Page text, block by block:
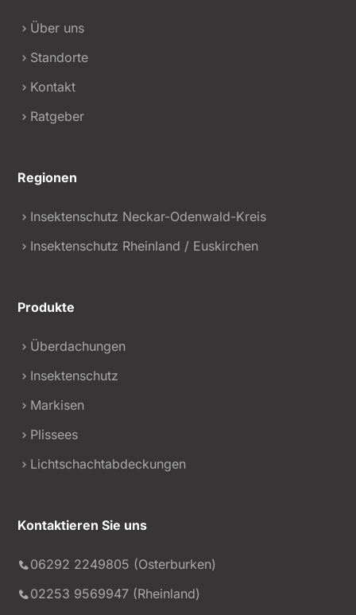
Über uns
Standorte
Kontakt
Ratgeber
Regionen
Insektenschutz Neckar-Odenwald-Kreis
Insektenschutz Rheinland / Euskirchen
Produkte
Überdachungen
Insektenschutz
Markisen
Plissees
Lichtschachtabdeckungen
Kontaktieren Sie uns
06292 2249805 (Osterburken)
02253 9569947 (Rheinland)
alba wohndesign GmbH
99
%
SEHR GUT